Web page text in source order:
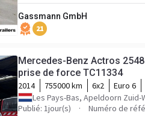
Gassmann GmbH
21
Mercedes-Benz Actros
prise de force TC11334
2014 755000 km 6x2 Euro 6
Les Pays-Bas, Apeldoorn Zuid-
Publié: 1jour(s)
Numéro de